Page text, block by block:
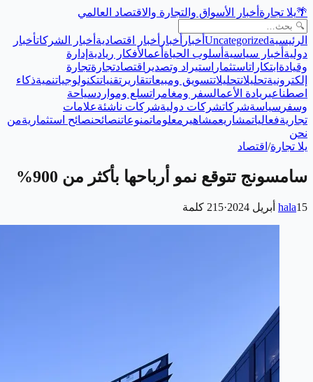
🌴يلا تجارة أخبار الأسواق والتجارة والاقتصاد العالمي
الرئيسيةUncategorized أخبار أخبار أخبار اقتصادية أخبار الشركاتأخبار
دولية أخبار سياسية أسلوب الحياة أعمالأفكار ريادية إدارة
وقيادة ابتكاراتاستثمار استيراد وتصدير اقتصادتجارةتجارة
إلكترونيةتحليلاتتحليلاتتسويق ومبيعاتتقارير تقنياتتكنولوجياتنميةذكاء
اصطناعيريادة الأعمالسفر ومغامراتسلع ومواردسياحة
وسفر سياسةشركاتشركات دوليةشركات ناشئةعلامات
تجاريةفعالياتمشاريعمشاهير معلوماتمنوعاتنصائحنصائح استثماريةمن
نحن
يلا تجارة/ اقتصاد
سامسونج تتوقع نمو أرباحها بأكثر من 900%
hala15 أبريل 2024 ·
215 كلمة